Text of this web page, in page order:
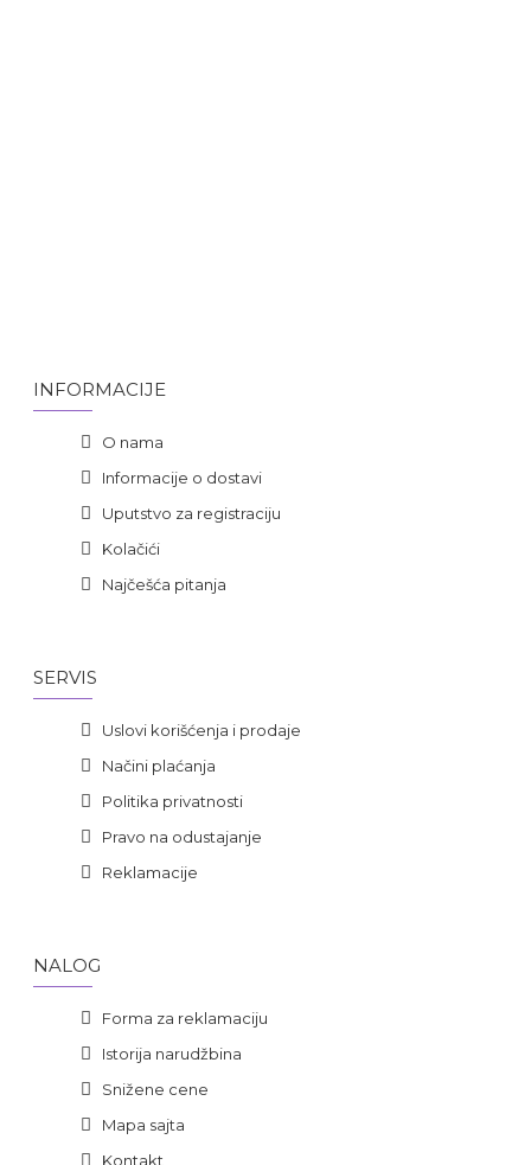
INFORMACIJE
O nama
Informacije o dostavi
Uputstvo za registraciju
Kolačići
Najčešća pitanja
SERVIS
Uslovi korišćenja i prodaje
Načini plaćanja
Politika privatnosti
Pravo na odustajanje
Reklamacije
NALOG
Forma za reklamaciju
Istorija narudžbina
Snižene cene
Mapa sajta
Kontakt